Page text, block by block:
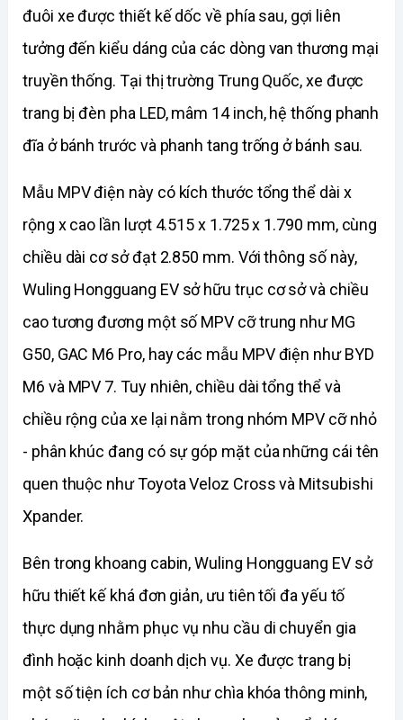
đuôi xe được thiết kế dốc về phía sau, gợi liên
tưởng đến kiểu dáng của các dòng van thương mại
truyền thống. Tại thị trường Trung Quốc, xe được
trang bị đèn pha LED, mâm 14 inch, hệ thống phanh
đĩa ở bánh trước và phanh tang trống ở bánh sau.
Mẫu MPV điện này có kích thước tổng thể dài x
rộng x cao lần lượt 4.515 x 1.725 x 1.790 mm, cùng
chiều dài cơ sở đạt 2.850 mm. Với thông số này,
Wuling Hongguang EV sở hữu trục cơ sở và chiều
cao tương đương một số MPV cỡ trung như MG
G50, GAC M6 Pro, hay các mẫu MPV điện như BYD
M6 và MPV 7. Tuy nhiên, chiều dài tổng thể và
chiều rộng của xe lại nằm trong nhóm MPV cỡ nhỏ
- phân khúc đang có sự góp mặt của những cái tên
quen thuộc như Toyota Veloz Cross và Mitsubishi
Xpander.
Bên trong khoang cabin, Wuling Hongguang EV sở
hữu thiết kế khá đơn giản, ưu tiên tối đa yếu tố
thực dụng nhằm phục vụ nhu cầu di chuyển gia
đình hoặc kinh doanh dịch vụ. Xe được trang bị
một số tiện ích cơ bản như chìa khóa thông minh,